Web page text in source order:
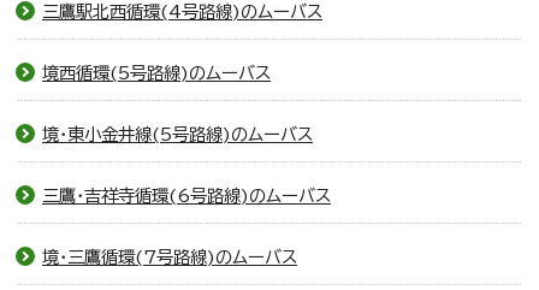
三鷹駅北西循環(4号路線)のムーバス
境西循環(5号路線)のムーバス
境・東小金井線(5号路線)のムーバス
三鷹・吉祥寺循環(6号路線)のムーバス
境・三鷹循環(7号路線)のムーバス